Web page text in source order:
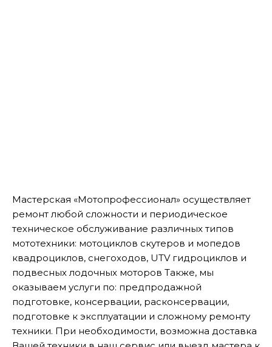
Мастерская «Мотопрофессионал» осуществляет
ремонт любой сложности и периодическое
техническое обслуживание различных типов
мототехники: мотоциклов скутеров и мопедов
квадроциклов, снегоходов, UTV гидроциклов и
подвесных лодочных моторов Также, мы
оказываем услуги по: предпродажной
подготовке, консервации, расконсервации,
подготовке к эксплуатации и сложному ремонту
техники. При необходимости, возможна доставка